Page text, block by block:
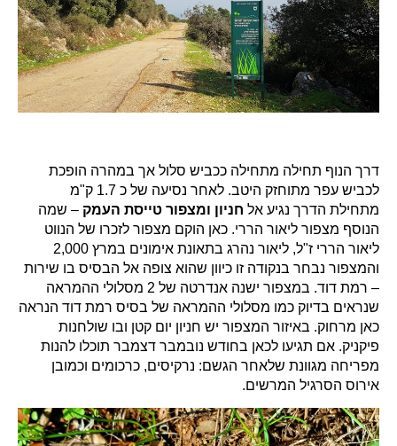
דרך הנוף תחילה מתחילה ככביש סלול אך במהרה הופכת
לכביש עפר מתוחזק היטב. לאחר נסיעה של כ 1.7 ק"מ
מתחילת הדרך נגיע אל חניון ומצפור טייסת העמק – שמה
הנוסף מצפור ליאור הררי. כאן הוקם מצפור לזכרו של הנווט
ליאור הררי ז"ל, ליאור נהרג בתאונת אימונים במרץ 2,000
והמצפור נבחר בנקודה זו כיוון שהוא צופה אל הבסיס בו שירות
– רמת דוד. במצפור ישנה אנדרטה של 2 מסלולי ההמראה
שנראים בדיוק כמו מסלולי ההמראה של בסיס רמת דוד הנראה
כאן מרחוק. באיזור המצפור יש חניון יום קטן ובו שולחנות
פיקניק. אם תגיעו לכאן בחודש נובמבר דצמבר תוכלו להנות
מפריחה מגוונת שלאחר הגשם: נרקיסים, כרכומים וכמובן
אירוס הסרגיל המרשים.